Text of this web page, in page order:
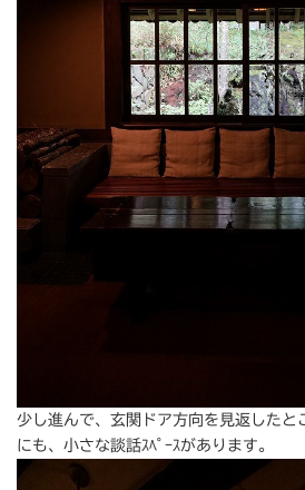
少し進んで、玄関ドア方向を見返したと
にも、小さな談話ｽﾍﾟｰｽがあります。